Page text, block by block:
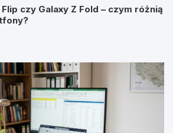
czy Galaxy Z Fold – czym różnią